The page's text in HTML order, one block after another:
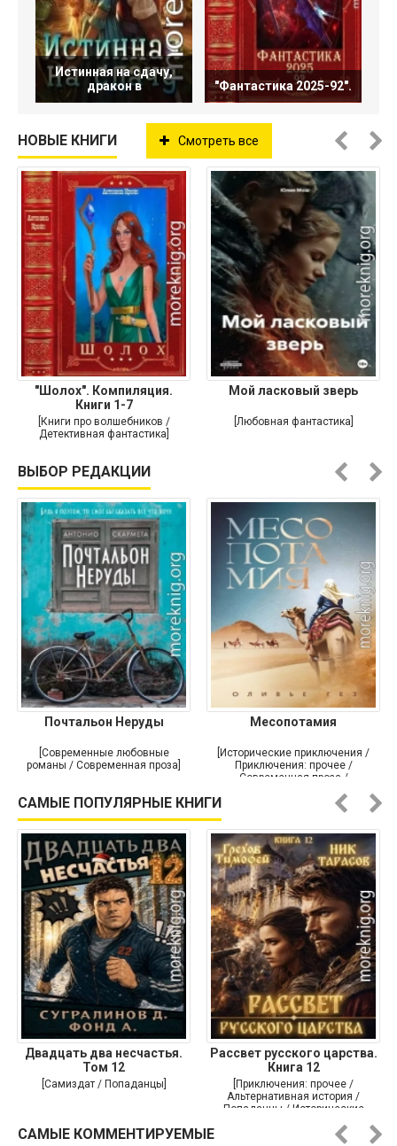
Истинная на сдачу,
дракон в
"Фантастика 2025-92".
НОВЫЕ КНИГИ Смотреть все
"Шолох". Компиляция.
Книги 1-7
[Книги про волшебников /
Детективная фантастика]
Мой ласковый зверь
[Любовная фантастика]
ВЫБОР РЕДАКЦИИ
Почтальон Неруды
[Современные любовные
романы / Современная проза]
Месопотамия
[Исторические приключения /
Приключения: прочее /
Современная проза /
САМЫЕ ПОПУЛЯРНЫЕ КНИГИ
Двадцать два несчастья.
Том 12
[Самиздат / Попаданцы]
Рассвет русского царства.
Книга 12
[Приключения: прочее /
Альтернативная история /
Попаданцы / Исторические
САМЫЕ КОММЕНТИРУЕМЫЕ